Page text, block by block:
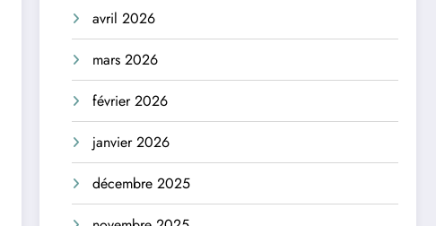
avril 2026
mars 2026
février 2026
janvier 2026
décembre 2025